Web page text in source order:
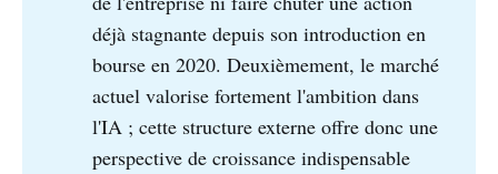
déjà stagnante depuis son introduction en
bourse en 2020. Deuxièmement, le marché
actuel valorise fortement l'ambition dans
l'IA ; cette structure externe offre donc une
perspective de croissance indispensable